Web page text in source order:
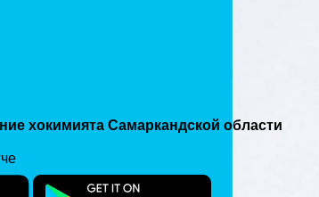
хокимията Самаркандской области